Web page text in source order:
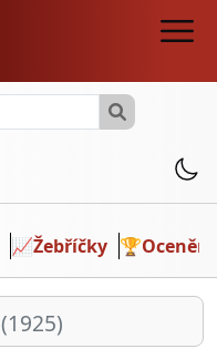
📈Žebříčky 🏆Ocenění
(1925)